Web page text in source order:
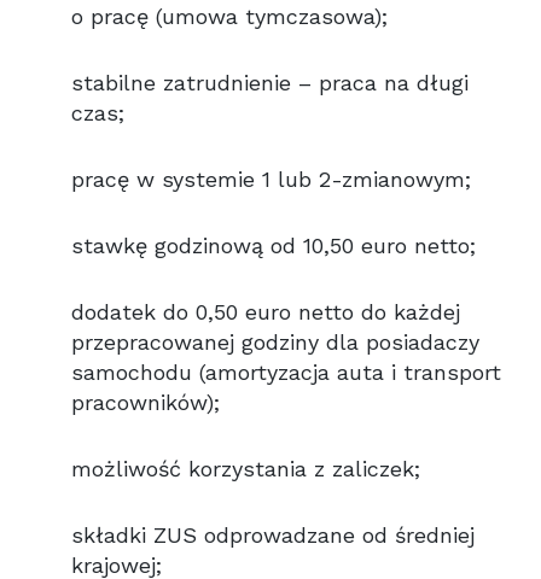
o pracę (umowa tymczasowa);
stabilne zatrudnienie – praca na długi
czas;
pracę w systemie 1 lub 2-zmianowym;
stawkę godzinową od 10,50 euro netto;
dodatek do 0,50 euro netto do każdej
przepracowanej godziny dla posiadaczy
samochodu (amortyzacja auta i transport
pracowników);
możliwość korzystania z zaliczek;
składki ZUS odprowadzane od średniej
krajowej;